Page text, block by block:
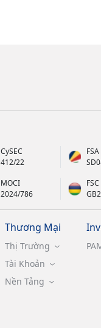
CySEC
412/22
FSA
MOCI
2024/786
FSC
Thương Mại
Thị Trường
Tài Khoản
Nền Tảng